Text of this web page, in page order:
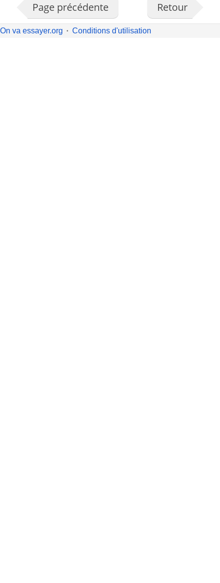
Page précédente Retour
On va essayer.org Conditions d'utilisation